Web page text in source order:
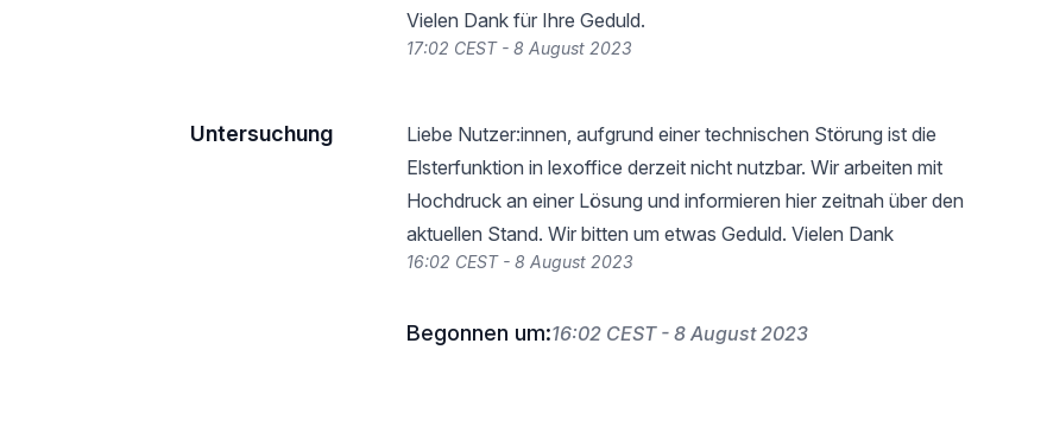
Vielen Dank für Ihre Geduld.
17:02 CEST - 8 August 2023
Untersuchung
Liebe Nutzer:innen, aufgrund einer technischen Störung ist die
Elsterfunktion in lexoffice derzeit nicht nutzbar. Wir arbeiten mit
Hochdruck an einer Lösung und informieren hier zeitnah über den
aktuellen Stand. Wir bitten um etwas Geduld. Vielen Dank
16:02 CEST - 8 August 2023
Begonnen um:16:02 CEST - 8 August 2023